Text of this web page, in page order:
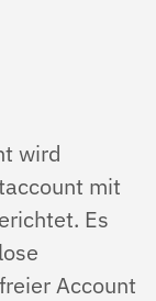
wird
mit
Es
Account